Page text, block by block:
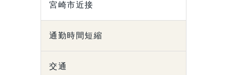
宮崎市近接
通勤時間短縮
交通